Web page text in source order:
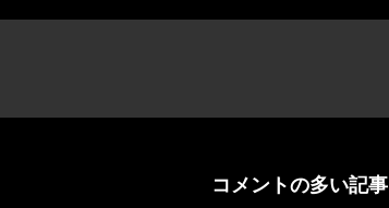
コメントの多い記事